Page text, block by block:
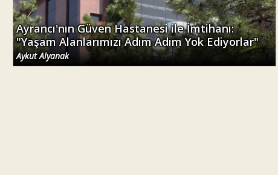
Ayrancı'nın Güven Hastanesi ile İmtihanı:
"Yaşam Alanlarımızı Adım Adım Yok Ediyorlar"
Aykut Alyanak